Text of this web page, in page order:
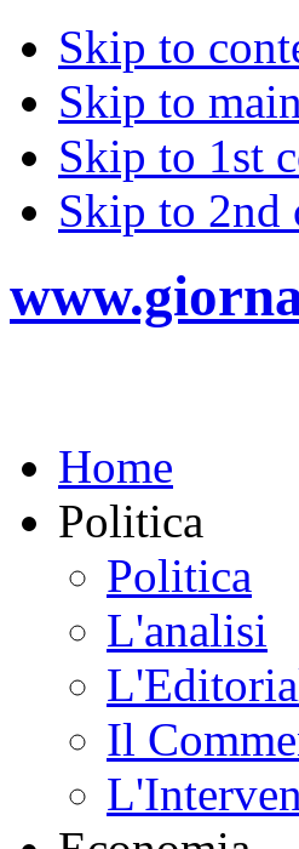
Skip to
Skip to
Skip to 1st
Skip to 2nd
Home
Politica
Politica
L'analisi
Il